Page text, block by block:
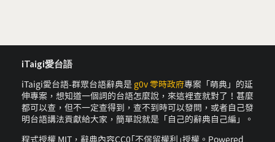
iTaigi愛台語
iTaigi愛台語-群眾台語辭典是 g0v 零時政府專案「萌典」的延
伸專案，想知道一個詞的台語怎麼說，來這裡查就對了！甚麼
都可以查，但不一定查得到，查不到時可以發問，或者自己發
明台語講法貢獻給大家，簡單說就是「自己的辭典自己編」。
程式授權 MIT，辭典內容CC0｢不保留權利｣授權。Powered